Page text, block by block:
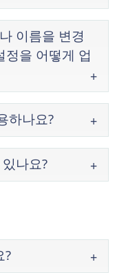
이름을 변경
정을 어떻게 업
하나요?
나요?
?